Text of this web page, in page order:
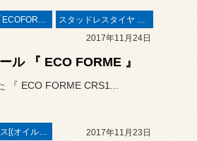
ホイール 「ECOFORME」
スタッドレスタイヤ 「BLIZZAK」
2017年11月24日
ル 『 ECO FORME 』
『 ECO FORME CRS1...
メンテナンス[(オイル・バッテリー・ＲＥＣＳなど) 2017年11月23日